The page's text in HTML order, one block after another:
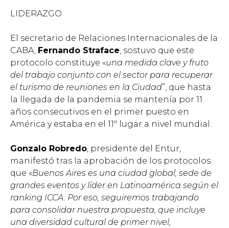
LIDERAZGO
El secretario de Relaciones Internacionales de la
CABA, Fernando Straface, sostuvo que este
protocolo constituye «una medida clave y fruto
del trabajo conjunto con el sector para recuperar
el turismo de reuniones en la Ciudad”, que hasta
la llegada de la pandemia se mantenía por 11
años consecutivos en el primer puesto en
América y estaba en el 11º lugar a nivel mundial.
Gonzalo Robredo, presidente del Entur,
manifestó tras la aprobación de los protocolos
que «Buenos Aires es una ciudad global, sede de
grandes eventos y líder en Latinoamérica según el
ranking ICCA. Por eso, seguiremos trabajando
para consolidar nuestra propuesta, que incluye
una diversidad cultural de primer nivel,